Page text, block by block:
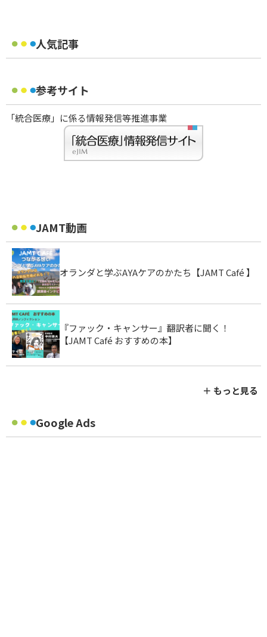
人気記事
参考サイト
「統合医療」に係る情報発信等推進事業
JAMT動画
オランダと学ぶAYAケアのかたち【JAMT Café 】
『ファック・キャンサー』翻訳者に聞く！
【JAMT Café おすすめの本】
＋ もっと見る
Google Ads